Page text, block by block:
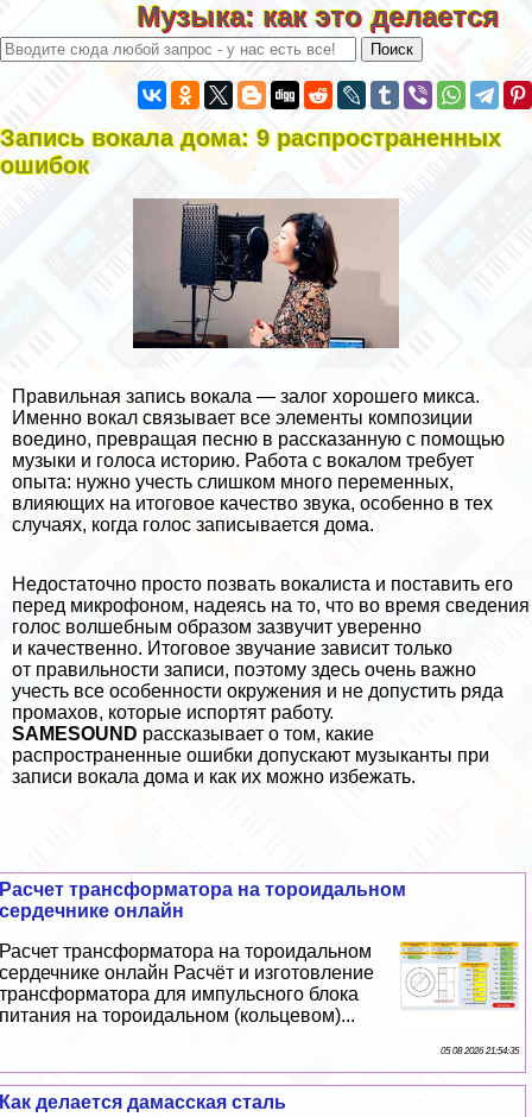
Музыка: как это делается
Запись вокала дома: 9 распространенных
ошибок
Правильная запись вокала — залог хорошего микса.
Именно вокал связывает все элементы композиции
воедино, превращая песню в рассказанную с помощью
музыки и голоса историю. Работа с вокалом требует
опыта: нужно учесть слишком много переменных,
влияющих на итоговое качество звука, особенно в тех
случаях, когда голос записывается дома.
Недостаточно просто позвать вокалиста и поставить его
перед микрофоном, надеясь на то, что во время сведения
голос волшебным образом зазвучит уверенно
и качественно. Итоговое звучание зависит только
от правильности записи, поэтому здесь очень важно
учесть все особенности окружения и не допустить ряда
промахов, которые испортят работу.
SAMESOUND рассказывает о том, какие
распространенные ошибки допускают музыканты при
записи вокала дома и как их можно избежать.
Расчет трaнcформатора на тороидальном
сердечнике онлайн
Расчет трaнcформатора на тороидальном
сердечнике онлайн Расчёт и изготовление
трaнcформатора для импульсного блока
питания на тороидальном (кольцевом)...
05 08 2026 21:54:35
Как делается дамасская сталь